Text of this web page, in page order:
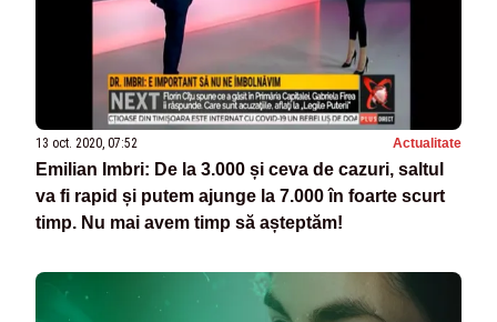
13 oct. 2020, 07:52 Actualitate
Emilian Imbri: De la 3.000 și ceva de cazuri, saltul
va fi rapid și putem ajunge la 7.000 în foarte scurt
timp. Nu mai avem timp să așteptăm!